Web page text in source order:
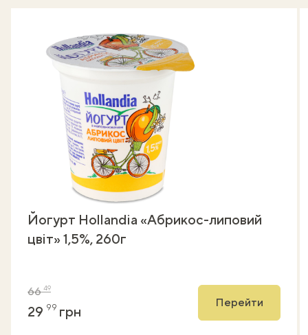
Йогурт Hollandia «Абрикос-липовий
цвіт» 1,5%, 260г
6649
29 99 грн
Перейти